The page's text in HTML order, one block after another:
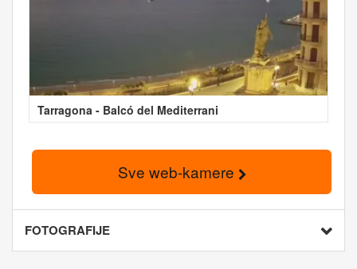
Tarragona - Balcó del Mediterrani
Sve web-kamere
FOTOGRAFIJE